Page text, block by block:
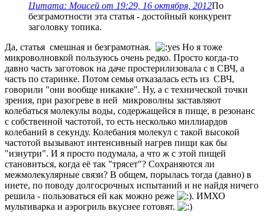
Цитата: Моисей от 19:29, 16 октября, 2012По
безграмотности эта статья - достойный конкурент
заголовку топика.
Да, статья смешная и безграмотная.
Но я тоже
микроволновкой пользуюсь очень редко. Просто когда-то
давно часть заготовок на даче простерилизовала с в СВЧ, а
часть по старинке. Потом семья отказалась есть из СВЧ,
говорили "они вообще никакие". Ну, а с технической точки
зрения, при разогреве в ней микроволны заставляют
колебаться молекулы воды, содержащейся в пище, в резонанс
с собственной частотой, то есть несколько миллиардов
колебаний в секунду. Колебания молекул с такой высокой
частотой вызывают интенсивный нагрев пищи как бы
"изнутри". И я просто подумала, а что ж с этой пищей
становиться, когда её так "трясет"? Сохраняются ли
межмолекулярные связи? В общем, порылась тогда (давно) в
инете, по поводу долгосрочных испытаний и не найдя ничего
решила - пользоваться ей как можно реже
. ИМХО
мультиварка и аэрогриль вкуснее готовят.